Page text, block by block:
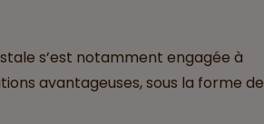
s’est notamment engagée à
avantageuses, sous la forme de